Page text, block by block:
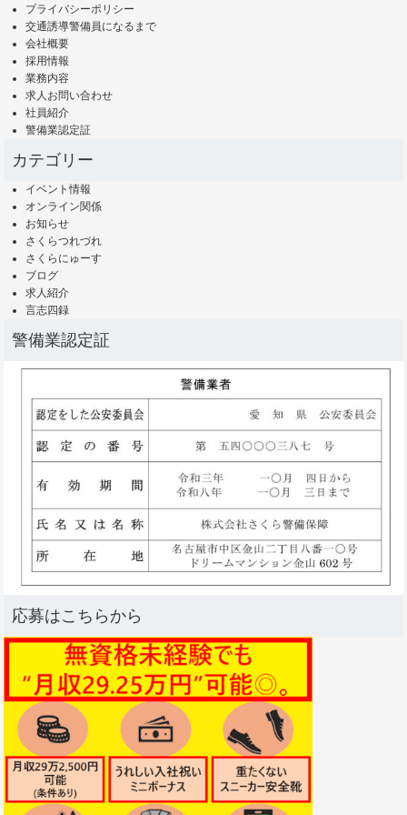
プライバシーポリシー
交通誘導警備員になるまで
会社概要
採用情報
業務内容
求人お問い合わせ
社員紹介
警備業認定証
カテゴリー
イベント情報
オンライン関係
お知らせ
さくらつれづれ
さくらにゅーす
ブログ
求人紹介
言志四録
警備業認定証
応募はこちらから